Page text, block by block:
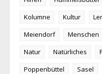
Kolumne
Kultur
Meiendorf
Menschen
Natur
Natürliches
Poppenbüttel
Sasel